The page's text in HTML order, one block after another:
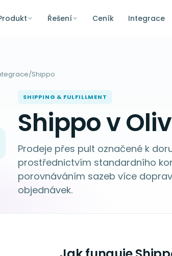
Řešení Ceník Integrace
/Shippo
SHIPPING & FULFILLMENT
Shippo v
Prodeje přes pult označené k
prostřednictvím standardního
porovnáváním sazeb více
objednávek.